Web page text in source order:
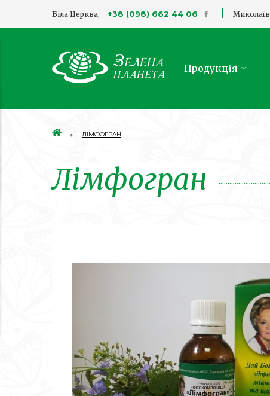
Біла Церква, +38 (098) 662 44 06 Миколаїв
Продукція
ЛІМФОГРАН
Лімфогран